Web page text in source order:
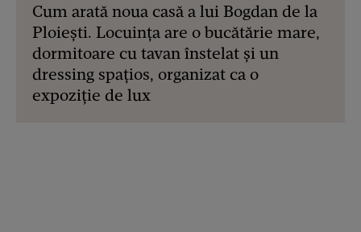
Cum arată noua casă a lui Bogdan de la
Ploiești. Locuința are o bucătărie mare,
dormitoare cu tavan înstelat și un
dressing spațios, organizat ca o
expoziție de lux